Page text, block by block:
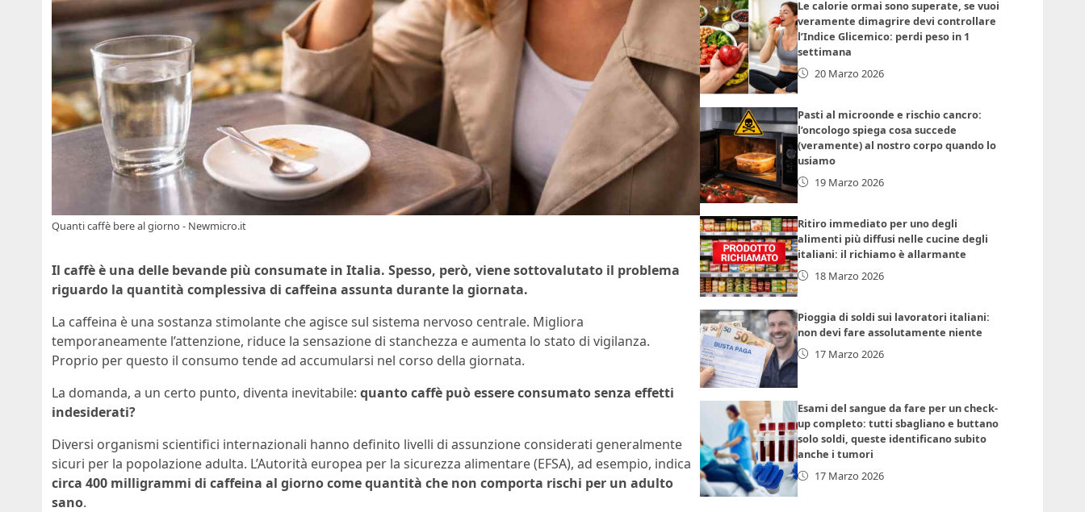
Quanti caffè bere al giorno - Newmicro.it
Il caffè è una delle bevande più consumate in Italia. Spesso, però, viene sottovalutato il problema
riguardo la quantità complessiva di caffeina assunta durante la giornata.
La caffeina è una sostanza stimolante che agisce sul sistema nervoso centrale. Migliora
temporaneamente l’attenzione, riduce la sensazione di stanchezza e aumenta lo stato di vigilanza.
Proprio per questo il consumo tende ad accumularsi nel corso della giornata.
La domanda, a un certo punto, diventa inevitabile: quanto caffè può essere consumato senza effetti
indesiderati?
Diversi organismi scientifici internazionali hanno definito livelli di assunzione considerati generalmente
sicuri per la popolazione adulta. L’Autorità europea per la sicurezza alimentare (EFSA), ad esempio, indica
circa 400 milligrammi di caffeina al giorno come quantità che non comporta rischi per un adulto
sano.
Le calorie ormai sono superate, se vuoi
veramente dimagrire devi controllare
l’Indice Glicemico: perdi peso in 1
settimana
20 Marzo 2026
Pasti al microonde e rischio cancro:
l’oncologo spiega cosa succede
(veramente) al nostro corpo quando lo
usiamo
19 Marzo 2026
Ritiro immediato per uno degli
alimenti più diffusi nelle cucine degli
italiani: il richiamo è allarmante
18 Marzo 2026
Pioggia di soldi sui lavoratori italiani:
non devi fare assolutamente niente
17 Marzo 2026
Esami del sangue da fare per un check-
up completo: tutti sbagliano e buttano
solo soldi, queste identificano subito
anche i tumori
17 Marzo 2026